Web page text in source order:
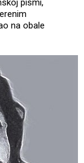
pismi,
na obale